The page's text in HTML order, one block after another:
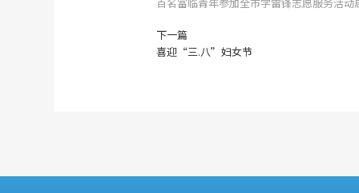
下一篇
喜迎“三.八”妇女节